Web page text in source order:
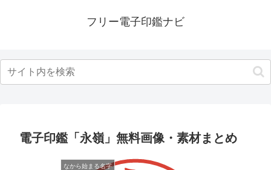
フリー電子印鑑ナビ
電子印鑑「永嶺」無料画像・素材まとめ
なから始まる名字